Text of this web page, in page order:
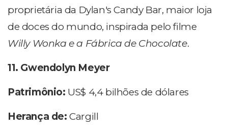
proprietária da Dylan's Candy Bar, maior loja
de doces do mundo, inspirada pelo filme
Willy Wonka e a Fábrica de Chocolate.
11. Gwendolyn Meyer
Patrimônio: US$ 4,4 bilhões de dólares
Herança de:Cargill